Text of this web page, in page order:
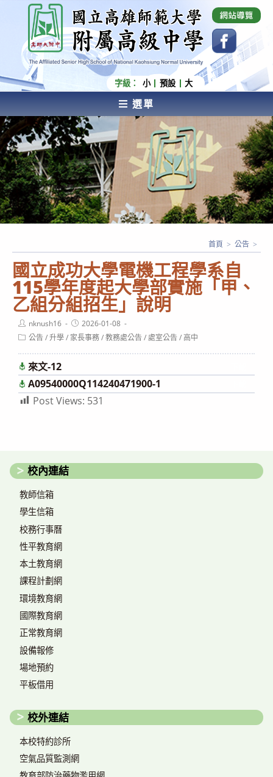
內
容
國立高雄師範大學附屬高級中學 Affiliated Senior
High School of National Kaohsiung Normal
University
字級： 小 預設 大
選單
AFFILIATED SENIOR HIGH SCHOOL OF NATIONAL
KAOHSIUNG NORMAL UNIVERSITY
國立成功大學電機工程學系自
115學年度起大學部實施「甲、
乙組分組招生」說明
首頁 > 公告 >
Post
author:
nknush16
Post
published:
2026-01-08
Post公告/升學/ 家長事務/教務處公告/處室公告/高中
來文-12
A09540000Q114240471900-1
Post Views: 531
校內連結
教師信箱
學生信箱
校務行事曆
性平教育網
本土教育網
課程計劃網
環境教育網
國際教育網
正常教育網
設備報修
場地預約
平板借用
校外連結
本校特約診所
空氣品質監測網